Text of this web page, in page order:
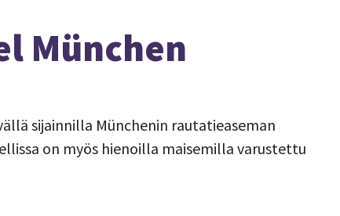
München
sijainnilla Münchenin rautatieaseman
on myös hienoilla maisemilla varustettu